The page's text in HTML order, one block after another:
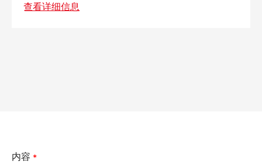
查看详细信息
内容